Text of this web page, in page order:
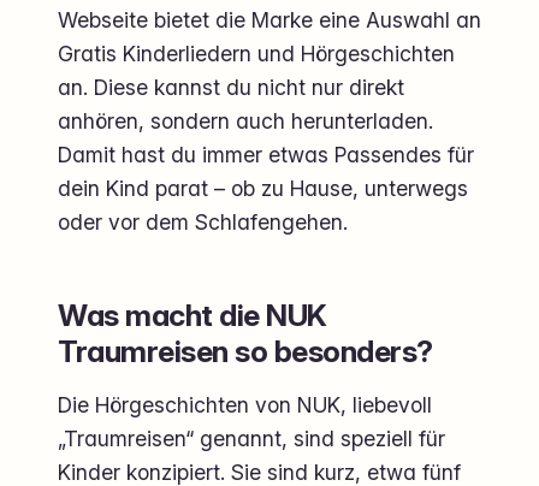
Webseite bietet die Marke eine Auswahl an
Gratis Kinderliedern und Hörgeschichten
an. Diese kannst du nicht nur direkt
anhören, sondern auch herunterladen.
Damit hast du immer etwas Passendes für
dein Kind parat – ob zu Hause, unterwegs
oder vor dem Schlafengehen.
Was macht die NUK
Traumreisen so besonders?
Die Hörgeschichten von NUK, liebevoll
„Traumreisen“ genannt, sind speziell für
Kinder konzipiert. Sie sind kurz, etwa fünf